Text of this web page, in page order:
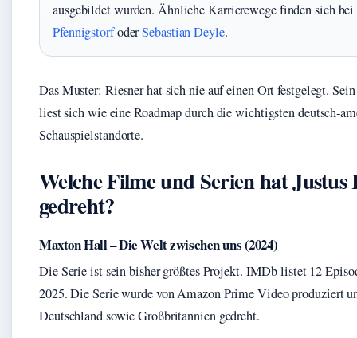
ausgebildet wurden. Ähnliche Karrierewege finden sich bei
PfennigstorfoderSebastian Deyle.
Das Muster: Riesner hat sich nie auf einen Ort festgelegt.
liest sich wie eine Roadmap durch die wichtigsten
Schauspielstandorte.
Welche Filme und Serien hat Justus
gedreht?
Maxton Hall – Die Welt zwischen uns (2024)
Die Serie ist sein bisher größtes Projekt. IMDb listet 12
2025. Die Serie wurde von Amazon Prime Video produziert
Deutschland sowie Großbritannien gedreht.